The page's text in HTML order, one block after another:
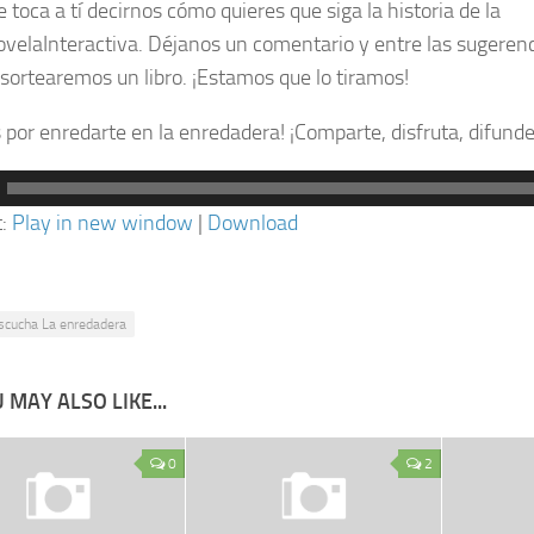
toca a tí decirnos cómo quieres que siga la historia de la
Déjanos un comentario y entre las
un libro. ¡Estamos que lo tiramos!
por enredarte en la enredadera! ¡Comparte, disfruta,
Play in new window | Download
La enredadera
MAY ALSO LIKE...
0 2